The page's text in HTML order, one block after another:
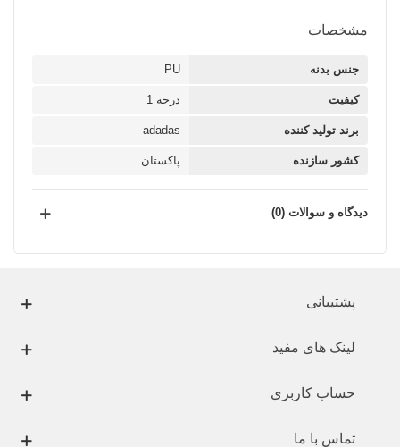
مشخصات
جنس بدنه PU
کیفیت درجه 1
برند تولید کننده adadas
کشور سازنده پاکستان
دیدگاه و سوالات (0)
پشتیبانی
لینک های مفید
حساب کاربری
تماس با ما